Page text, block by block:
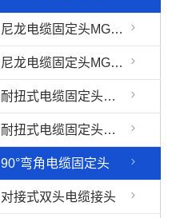
尼龙电缆固定头MG、PG、G(PF)、NPT型（连体）
尼龙电缆固定头MG、PG型（分体）
耐扭式电缆固定头MG、PG、G(PF)、NPT（连体）
耐扭式电缆固定头MG、PG（分体）
90°弯角电缆固定头
对接式双头电缆接头